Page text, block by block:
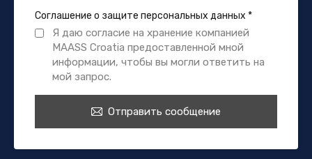
Соглашение о защите персональных данных *
Я даю согласие на хранение компанией
MAASS Croatia предоставленной мной
информации, чтобы вы могли ответить на
мой запрос.
Отправить сообщение